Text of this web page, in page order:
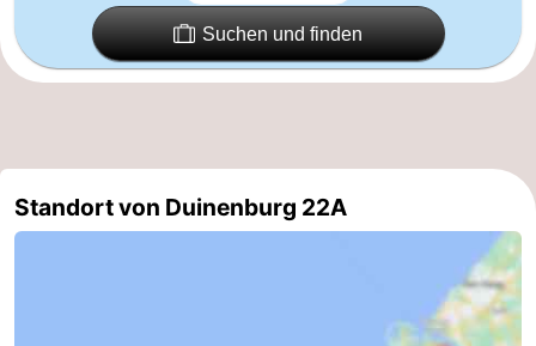
Oosterschelde
Haamstede
Natur
van
Schouwen
Walcheren
Veere
-
Natur
-
Suchen und finden
Standort von Duinenburg 22A